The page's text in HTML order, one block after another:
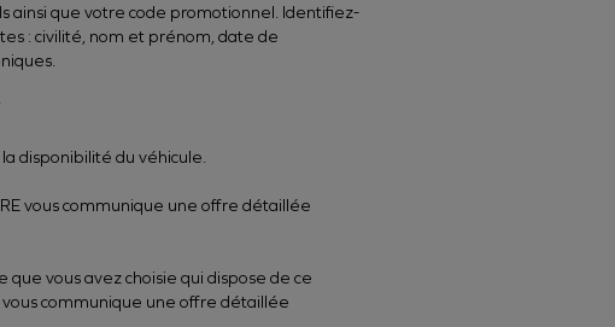
ainsi que votre code promotionnel. Identifiez-
: civilité, nom et prénom, date de
disponibilité du véhicule.
vous communique une offre détaillée
que vous avez choisie qui dispose de ce
vous communique une offre détaillée